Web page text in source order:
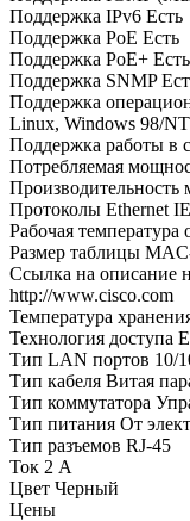
Поддержка IPv6 Есть
Поддержка PoE Есть
Поддержка PoE+ Есть
Поддержка SNMP
Поддержка
Linux, Windows 98/
Поддержка работы в
Потребляемая
Производительность
Протоколы Ethernet
Рабочая температура
Размер таблицы
Ссылка на описание
http://www.cisco.com
Температура
Технология доступа
Тип LAN портов 10/
Тип кабеля Витая
Тип коммутатора
Тип питания От
Тип разъемов RJ-45
Ток 2 А
Цвет Черный
Цены